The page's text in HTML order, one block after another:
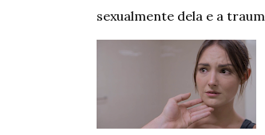
sexualmente dela e a